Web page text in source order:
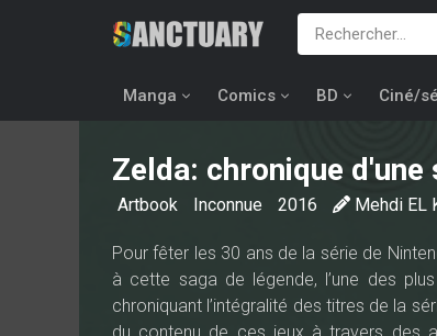
Manga Comics BD Ciné/
Zelda: chronique d'une
Artbook Inconnue 2016 Mehdi EL
Pour fêter les 30 ans de la série de
à cette saga de légende, l’une des
chroniquant l’intégralité des titres de la